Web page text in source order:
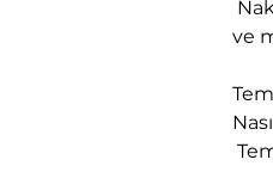
ve